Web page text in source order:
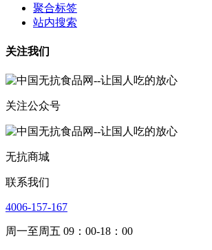
聚合标签
站内搜索
关注我们
关注公众号
无抗商城
联系我们
4006-157-167
周一至周五 09：00-18：00